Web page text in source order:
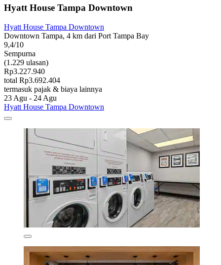
Hyatt House Tampa Downtown
Hyatt House Tampa Downtown
Downtown Tampa, 4 km dari Port Tampa Bay
9,4/10
Sempurna
(1.229 ulasan)
Rp3.227.940
total Rp3.692.404
termasuk pajak & biaya lainnya
23 Agu - 24 Agu
Hyatt House Tampa Downtown